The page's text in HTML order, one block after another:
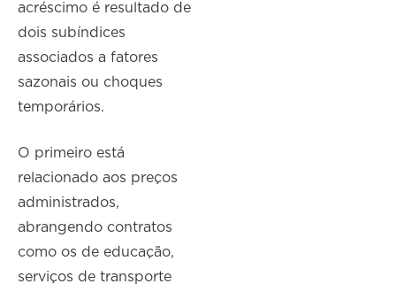
acréscimo é resultado de
dois subíndices
associados a fatores
sazonais ou choques
temporários.
O primeiro está
relacionado aos preços
administrados,
abrangendo contratos
como os de educação,
serviços de transporte